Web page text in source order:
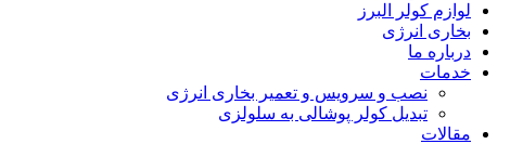
لوازم کولر البرز
بخاری انرژی
درباره ما
خدمات
نصب و سرویس و تعمیر بخاری انرژی
تبدیل کولر پوشالی به سلولزی
مقالات